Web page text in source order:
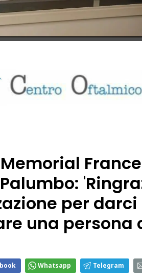
Memorial
per
una persona
Whatsapp Telegram